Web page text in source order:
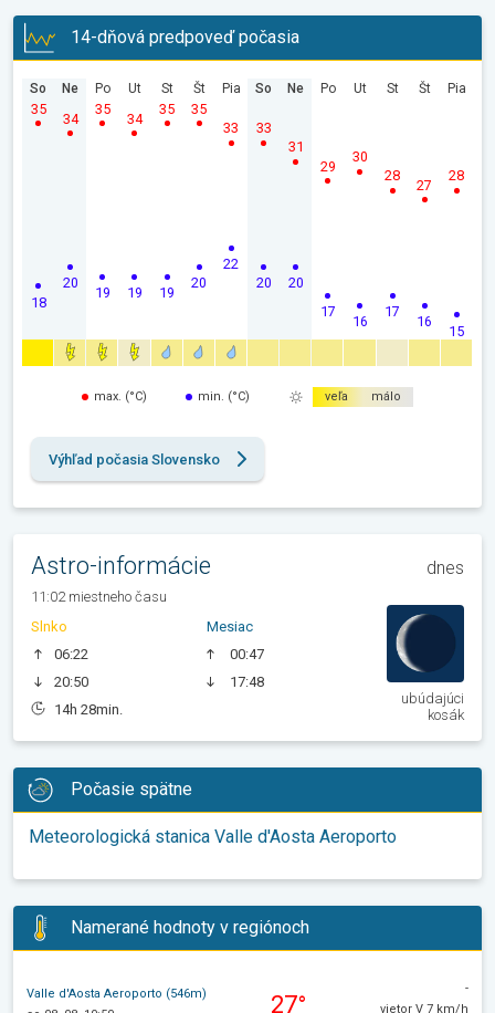
14-dňová predpoveď počasia
So
18
35
Ne
20
34
Po
19
35
Ut
19
34
St
19
35
Št
20
35
Pia
22
33
So
20
33
Ne
20
31
Po
17
29
Ut
16
30
St
17
28
Št
16
27
Pia
15
28
max. (°C) min. (°C) veľa málo
Výhľad počasia Slovensko
Astro-informácie dnes
11:02 miestneho času
Slnko
06:22
20:50
14h 28min.
Mesiac
00:47
17:48
ubúdajúci
kosák
Počasie spätne
Meteorologická stanica Valle d'Aosta Aeroporto
Namerané hodnoty v regiónoch
Valle d'Aosta Aeroporto (546m)
27°
-
vietor V 7 km/h